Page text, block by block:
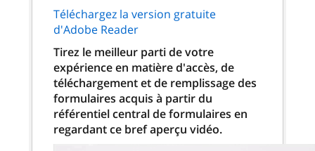
Téléchargez la version gratuite
d'Adobe Reader
Tirez le meilleur parti de votre
expérience en matière d'accès, de
téléchargement et de remplissage des
formulaires acquis à partir du
référentiel central de formulaires en
regardant ce bref aperçu vidéo.